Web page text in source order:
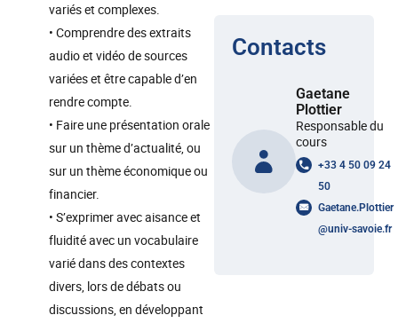
variés et complexes.
• Comprendre des extraits
audio et vidéo de sources
variées et être capable d’en
rendre compte.
• Faire une présentation orale
sur un thème d’actualité, ou
sur un thème économique ou
financier.
• S’exprimer avec aisance et
fluidité avec un vocabulaire
varié dans des contextes
divers, lors de débats ou
discussions, en développant
Contacts
Gaetane
Plottier
Responsable du
cours
+33 4 50 09 24
50
Gaetane.Plottier
@univ-savoie.fr